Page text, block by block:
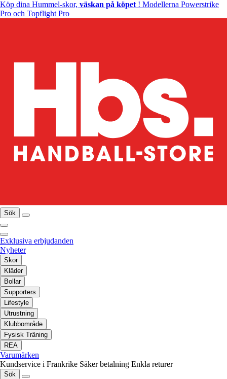
Köp dina Hummel-skor, väskan på köpet ! Modellerna Powerstrike
Pro och Topflight Pro
Sök
Exklusiva erbjudanden
Nyheter
Skor
Kläder
Bollar
Supporters
Lifestyle
Utrustning
Klubbområde
Fysisk Träning
REA
Varumärken
Kundservice i Frankrike Säker betalning Enkla returer
Sök